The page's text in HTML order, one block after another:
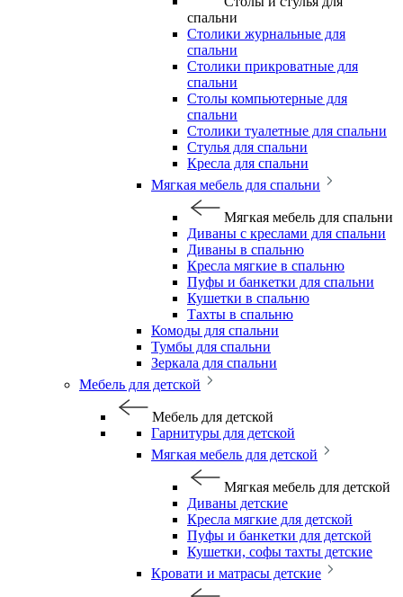
спальни
Столики журнальные для
спальни
Столики прикроватные для
спальни
Столы компьютерные для
спальни
Столики туалетные для спальни
Стулья для спальни
Кресла для спальни
Мягкая мебель для спальни
Мягкая мебель для спальни
Диваны с креслами для спальни
Диваны в спальню
Кресла мягкие в спальню
Пуфы и банкетки для спальни
Кушетки в спальню
Тахты в спальню
Комоды для спальни
Тумбы для спальни
Зеркала для спальни
Мебель для детской
Мебель для детской
Гарнитуры для детской
Мягкая мебель для детской
Мягкая мебель для детской
Диваны детские
Кресла мягкие для детской
Пуфы и банкетки для детской
Кушетки, софы тахты детские
Кровати и матрасы детские